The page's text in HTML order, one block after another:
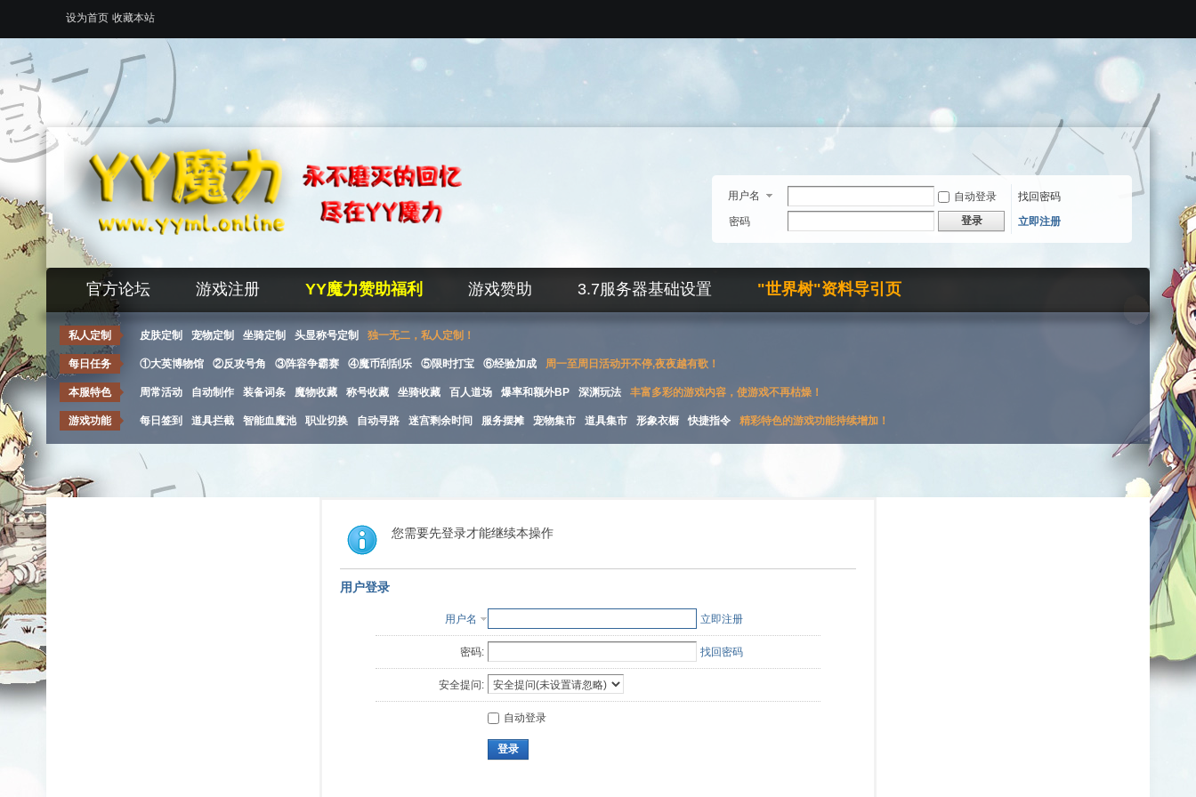
设为首页 收藏本站
用户名 自动登录
找回密码
密码
登录 立即注册
官方论坛 游戏注册 YY魔力赞助福利 游戏赞助 3.7服务器基础设置 "世界树"资料导引页
私人定制 皮肤定制 宠物定制 坐骑定制 头显称号定制 独一无二，私人定制！
每日任务 ①大英博物馆 ②反攻号角 ③阵容争霸赛 ④魔币刮刮乐 ⑤限时打宝 ⑥经验加成 周一至周日活动开不停,夜夜越有歌！
本服特色 周常活动 自动制作 装备词条 魔物收藏 称号收藏 坐骑收藏 百人道场 爆率和额外BP 深渊玩法 丰富多彩的游戏内容，使游戏不再枯燥！
游戏功能 每日签到 道具拦截 智能血魔池 职业切换 自动寻路 迷宫剩余时间 服务摆摊 宠物集市 道具集市 形象衣橱 快捷指令 精彩特色的游戏功能持续增加！
您需要先登录才能继续本操作
用户登录
用户名 立即注册
密码: 找回密码
安全提问:
自动登录
登录